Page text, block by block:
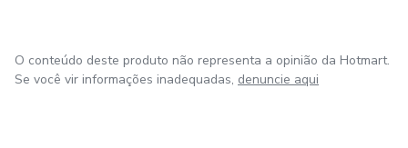
O conteúdo deste produto não representa a opinião da Hotmart.
Se você vir informações inadequadas, denuncie aqui